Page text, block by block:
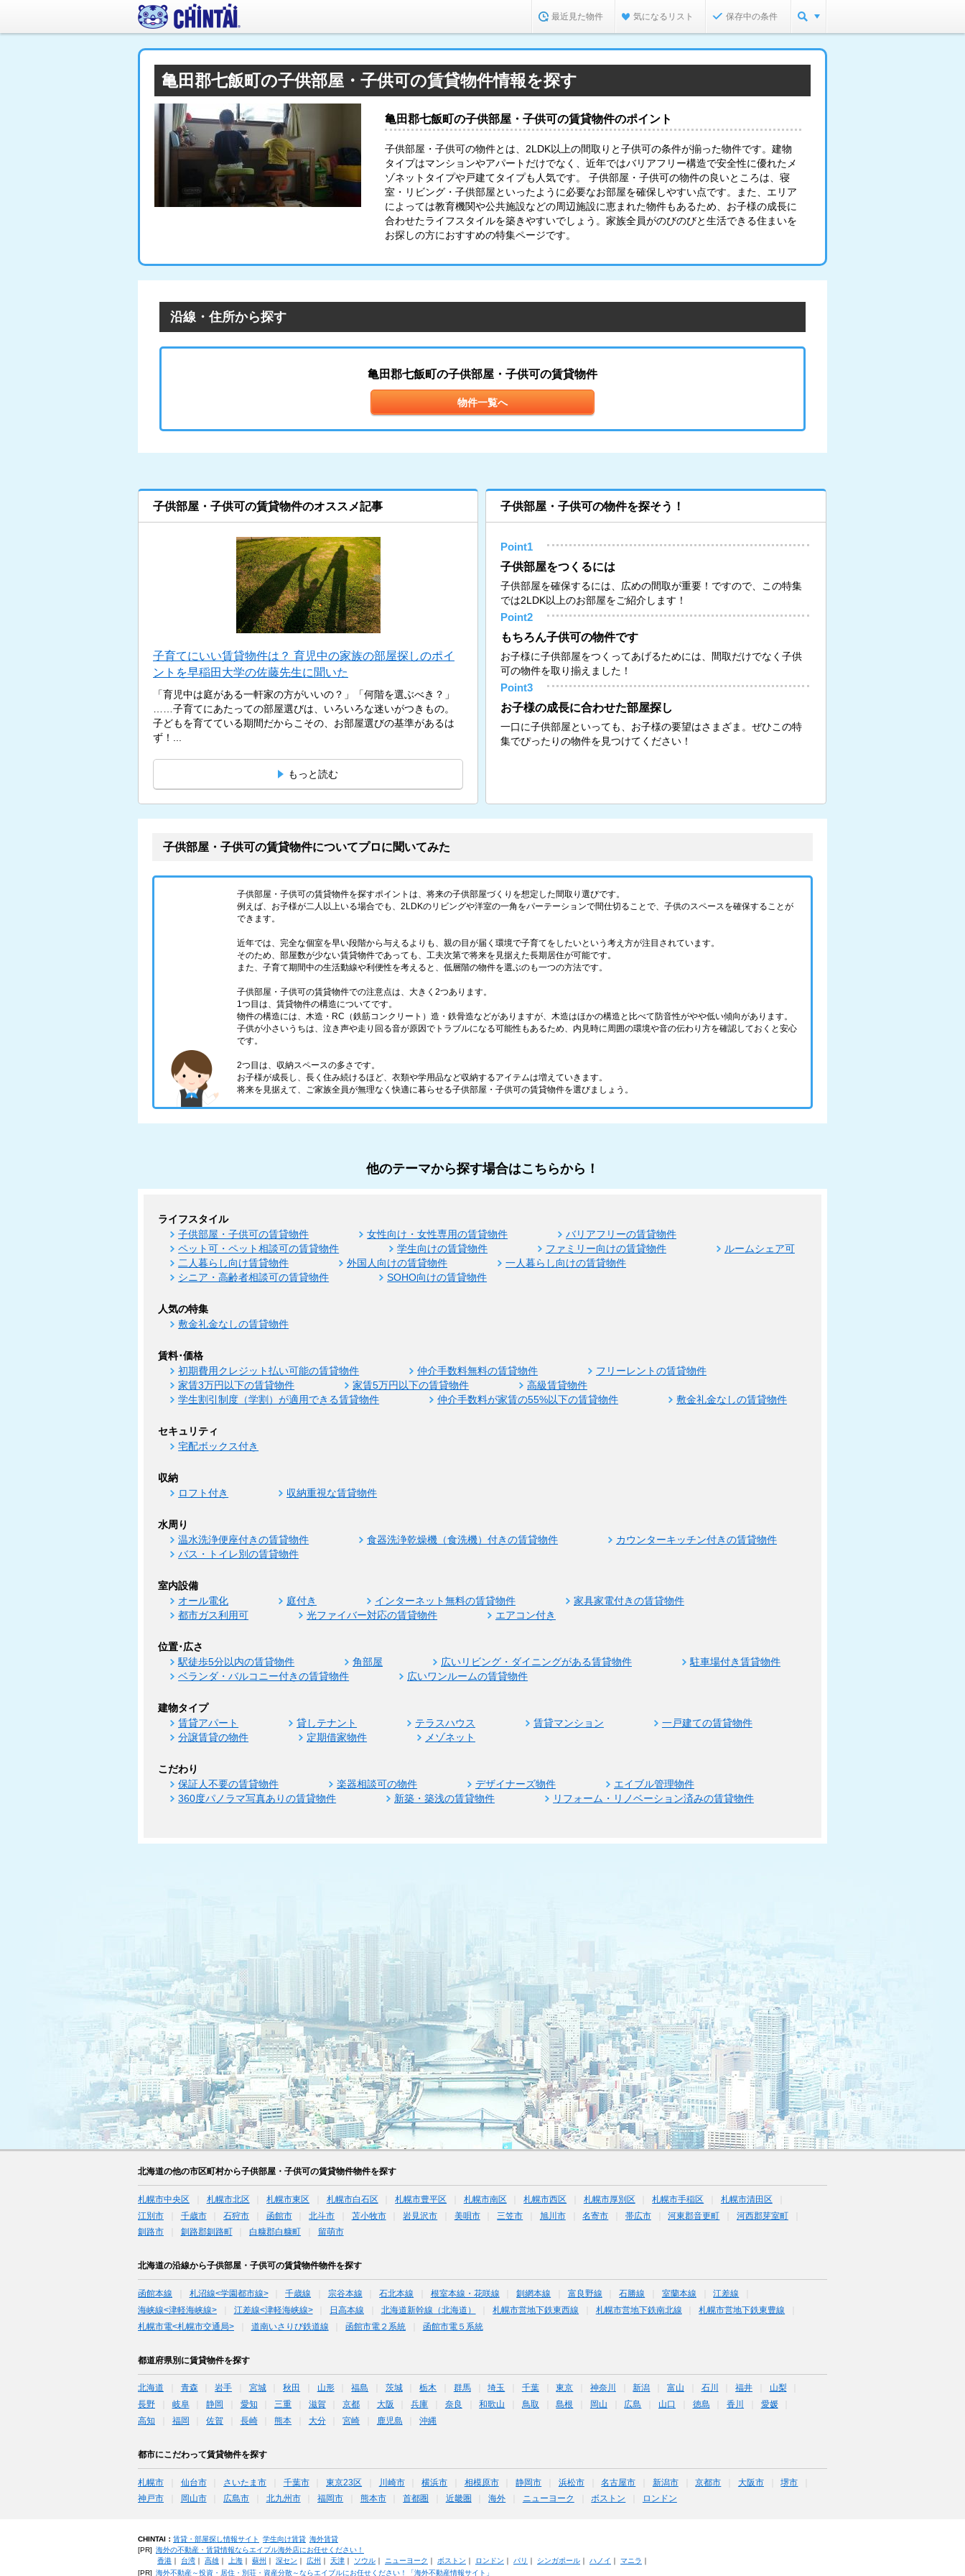
最近見た物件 気になるリスト 保存中の条件
亀田郡七飯町の子供部屋・子供可の賃貸物件情報を探す
亀田郡七飯町の子供部屋・子供可の賃貸物件のポイント
子供部屋・子供可の物件とは、2LDK以上の間取りと子供可の条件が揃った物件です。建物
タイプはマンションやアパートだけでなく、近年ではバリアフリー構造で安全性に優れたメ
ゾネットタイプや戸建てタイプも人気です。 子供部屋・子供可の物件の良いところは、寝
室・リビング・子供部屋といったように必要なお部屋を確保しやすい点です。また、エリア
によっては教育機関や公共施設などの周辺施設に恵まれた物件もあるため、お子様の成長に
合わせたライフスタイルを築きやすいでしょう。家族全員がのびのびと生活できる住まいを
お探しの方におすすめの特集ページです。
沿線・住所から探す
亀田郡七飯町の子供部屋・子供可の賃貸物件
物件一覧へ
子供部屋・子供可の賃貸物件のオススメ記事
子育てにいい賃貸物件は？ 育児中の家族の部屋探しのポイ
ントを早稲田大学の佐藤先生に聞いた
「育児中は庭がある一軒家の方がいいの？」「何階を選ぶべき？」
……子育てにあたっての部屋選びは、いろいろな迷いがつきもの。
子どもを育てている期間だからこその、お部屋選びの基準があるは
ず！...
もっと読む
子供部屋・子供可の物件を探そう！
Point1
子供部屋をつくるには
子供部屋を確保するには、広めの間取が重要！ですので、この特集
では2LDK以上のお部屋をご紹介します！
Point2
もちろん子供可の物件です
お子様に子供部屋をつくってあげるためには、間取だけでなく子供
可の物件を取り揃えました！
Point3
お子様の成長に合わせた部屋探し
一口に子供部屋といっても、お子様の要望はさまざま。ぜひこの特
集でぴったりの物件を見つけてください！
子供部屋・子供可の賃貸物件についてプロに聞いてみた
子供部屋・子供可の賃貸物件を探すポイントは、将来の子供部屋づくりを想定した間取り選びです。
例えば、お子様が二人以上いる場合でも、2LDKのリビングや洋室の一角をパーテーションで間仕切ることで、子供のスペースを確保することが
できます。
近年では、完全な個室を早い段階から与えるよりも、親の目が届く環境で子育てをしたいという考え方が注目されています。
そのため、部屋数が少ない賃貸物件であっても、工夫次第で将来を見据えた長期居住が可能です。
また、子育て期間中の生活動線や利便性を考えると、低層階の物件を選ぶのも一つの方法です。
子供部屋・子供可の賃貸物件での注意点は、大きく2つあります。
1つ目は、賃貸物件の構造についてです。
物件の構造には、木造・RC（鉄筋コンクリート）造・鉄骨造などがありますが、木造はほかの構造と比べて防音性がやや低い傾向があります。
子供が小さいうちは、泣き声や走り回る音が原因でトラブルになる可能性もあるため、内見時に周囲の環境や音の伝わり方を確認しておくと安心
です。
2つ目は、収納スペースの多さです。
お子様が成長し、長く住み続けるほど、衣類や学用品など収納するアイテムは増えていきます。
将来を見据えて、ご家族全員が無理なく快適に暮らせる子供部屋・子供可の賃貸物件を選びましょう。
他のテーマから探す場合はこちらから！
ライフスタイル
子供部屋・子供可の賃貸物件 女性向け・女性専用の賃貸物件
バリアフリーの賃貸物件
ペット可・ペット相談可の賃貸物件
学生向けの賃貸物件 ファミリー向けの賃貸物件
ルームシェア可
二人暮らし向け賃貸物件
外国人向けの賃貸物件
一人暮らし向けの賃貸物件
シニア・高齢者相談可の賃貸物件
SOHO向けの賃貸物件
人気の特集
敷金礼金なしの賃貸物件
賃料･価格
初期費用クレジット払い可能の賃貸物件 仲介手数料無料の賃貸物件
フリーレントの賃貸物件
家賃3万円以下の賃貸物件
家賃5万円以下の賃貸物件
高級賃貸物件
学生割引制度（学割）が適用できる賃貸物件
仲介手数料が家賃の55%以下の賃貸物件 敷金礼金なしの賃貸物件
セキュリティ
宅配ボックス付き
収納
ロフト付き 収納重視な賃貸物件
水周り
温水洗浄便座付きの賃貸物件 食器洗浄乾燥機（食洗機）付きの賃貸物件
カウンターキッチン付きの賃貸物件
バス・トイレ別の賃貸物件
室内設備
オール電化 庭付き インターネット無料の賃貸物件
家具家電付きの賃貸物件
都市ガス利用可
光ファイバー対応の賃貸物件 エアコン付き
位置･広さ
駅徒歩5分以内の賃貸物件 角部屋 広いリビング・ダイニングがある賃貸物件
駐車場付き賃貸物件
ベランダ・バルコニー付きの賃貸物件
広いワンルームの賃貸物件
建物タイプ
賃貸アパート 貸しテナント テラスハウス 賃貸マンション
一戸建ての賃貸物件
分譲賃貸の物件
定期借家物件 メゾネット
こだわり
保証人不要の賃貸物件 楽器相談可の物件 デザイナーズ物件
エイブル管理物件
360度パノラマ写真ありの賃貸物件
新築・築浅の賃貸物件 リフォーム・リノベーション済みの賃貸物件
北海道の他の市区町村から子供部屋・子供可の賃貸物件物件を探す
札幌市中央区 札幌市北区 札幌市東区 札幌市白石区 札幌市豊平区 札幌市南区 札幌市西区 札幌市厚別区 札幌市手稲区
札幌市清田区
江別市
千歳市 石狩市 函館市 北斗市 苫小牧市 岩見沢市 美唄市 三笠市 旭川市 名寄市 帯広市 河東郡音更町
河西郡芽室町
釧路市
釧路郡釧路町 白糠郡白糠町 留萌市
北海道の沿線から子供部屋・子供可の賃貸物件物件を探す
函館本線 札沼線<学園都市線> 千歳線 宗谷本線 石北本線 根室本線・花咲線 釧網本線 富良野線 石勝線 室蘭本線
江差線
海峡線<津軽海峡線>
江差線<津軽海峡線> 日高本線 北海道新幹線（北海道） 札幌市営地下鉄東西線 札幌市営地下鉄南北線
札幌市営地下鉄東豊線
札幌市電<札幌市交通局>
道南いさりび鉄道線 函館市電２系統 函館市電５系統
都道府県別に賃貸物件を探す
北海道 青森 岩手 宮城 秋田 山形 福島 茨城 栃木 群馬 埼玉 千葉 東京 神奈川 新潟 富山 石川 福井
山梨
長野
岐阜 静岡 愛知 三重 滋賀 京都 大阪 兵庫 奈良 和歌山 鳥取 島根 岡山 広島 山口 徳島 香川
愛媛
高知
福岡 佐賀 長崎 熊本 大分 宮崎 鹿児島 沖縄
都市にこだわって賃貸物件を探す
札幌市 仙台市 さいたま市 千葉市 東京23区 川崎市 横浜市 相模原市 静岡市 浜松市 名古屋市 新潟市 京都市 大阪市
堺市
神戸市
岡山市 広島市 北九州市 福岡市 熊本市 首都圏 近畿圏 海外 ニューヨーク ボストン ロンドン
CHINTAI： 賃貸・部屋探し情報サイト 学生向け賃貸 海外賃貸
[PR] 海外の不動産・賃貸情報ならエイブル海外店にお任せください！
香港｜ 台湾｜ 高雄｜ 上海｜ 蘇州 深セン 広州 天津｜ ソウル｜ ニューヨーク ボストン ロンドン パリ シンガポール｜ ハノイ マニラ
[PR] 海外不動産～投資・居住・別荘・資産分散～ならエイブルにお任せください！「海外不動産情報サイト」